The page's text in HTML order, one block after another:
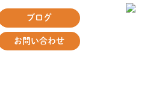
ブログ
お問い合わせ